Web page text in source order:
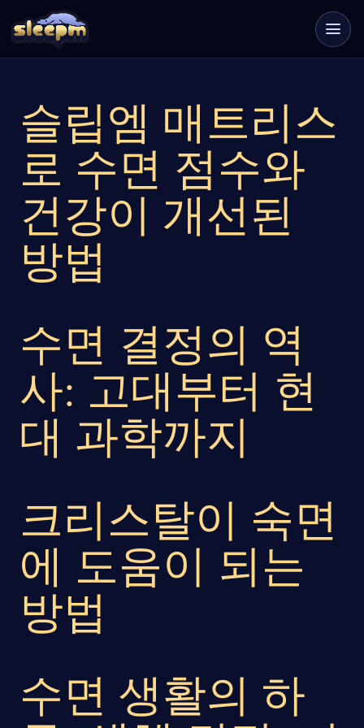
슬립엠 매트리스
로 수면 점수와
건강이 개선된
방법
수면 결정의 역
사: 고대부터 현
대 과학까지
크리스탈이 숙면
에 도움이 되는
방법
수면 생활의 하
컨시어지 야간 데스크